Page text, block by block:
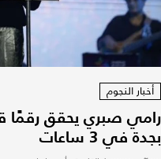
أخبار النجوم
رامي صبري يحقق رقمًا
بجدة في 3 ساعات